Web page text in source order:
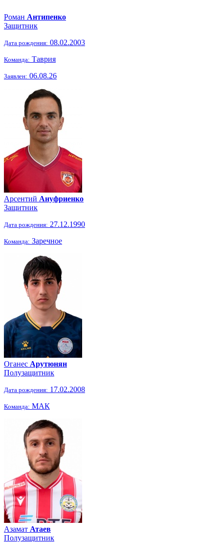
Роман Антипенко
Защитник
Дата рождения: 08.02.2003
Команда: Таврия
Заявлен: 06.08.26
Арсентий Ануфриенко
Защитник
Дата рождения: 27.12.1990
Команда: Заречное
Оганес Арутюнян
Полузащитник
Дата рождения: 17.02.2008
Команда: МАК
Азамат Атаев
Полузащитник